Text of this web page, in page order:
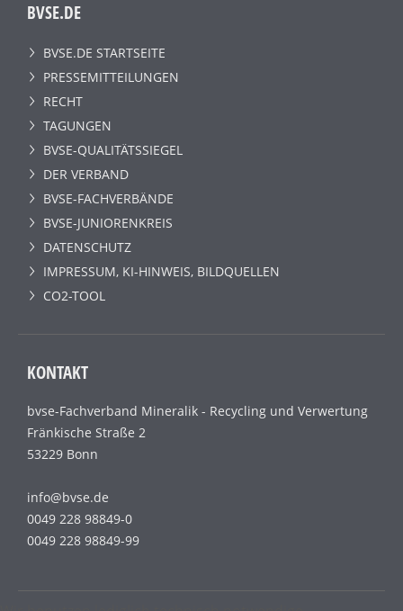
BVSE.DE
BVSE.DE STARTSEITE
PRESSEMITTEILUNGEN
RECHT
TAGUNGEN
BVSE-QUALITÄTSSIEGEL
DER VERBAND
BVSE-FACHVERBÄNDE
BVSE-JUNIORENKREIS
DATENSCHUTZ
IMPRESSUM, KI-HINWEIS, BILDQUELLEN
CO2-TOOL
KONTAKT
bvse-Fachverband Mineralik - Recycling und Verwertung
Fränkische Straße 2
53229 Bonn
info@bvse.de
0049 228 98849-0
0049 228 98849-99